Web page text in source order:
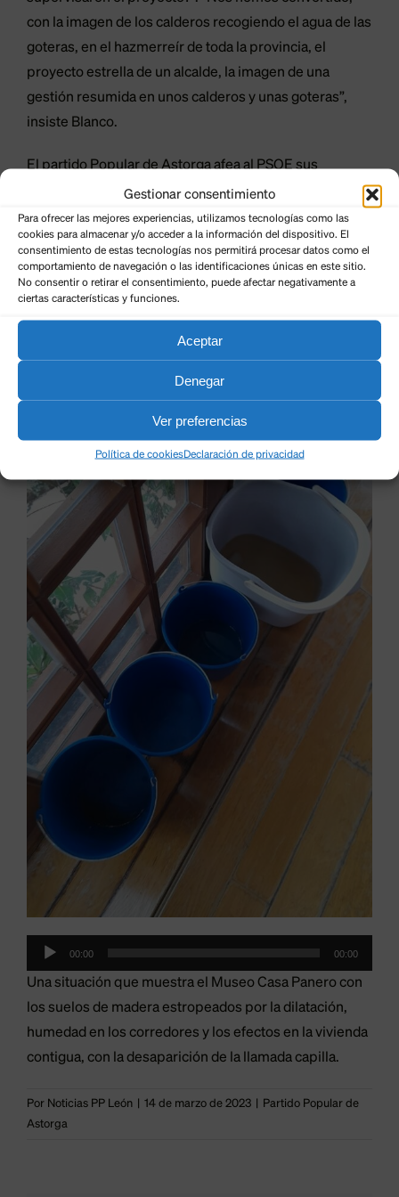
Gestionar consentimiento
Para ofrecer las mejores experiencias, utilizamos tecnologías como las
cookies para almacenar y/o acceder a la información del dispositivo. El
consentimiento de estas tecnologías nos permitirá procesar datos como el
comportamiento de navegación o las identificaciones únicas en este sitio.
No consentir o retirar el consentimiento, puede afectar negativamente a
ciertas características y funciones.
Aceptar
Denegar
Ver preferencias
Política de cookiesDeclaración de privacidad
con la imagen de los calderos recogiendo el agua de las
goteras, en el hazmerreír de toda la provincia, el
proyecto estrella de un alcalde, la imagen de una
gestión resumida en unos calderos y unas goteras”,
insiste Blanco.
El partido Popular de Astorga afea al PSOE sus
promesas de ser quienes “venían a recuperar la
imagen y el prestigio de la ciudad, es increíble el poco
decoro a la hora de dar explicaciones públicas ante los
ciudadanos esperando poder taparlo y que los
astorganos no se enteren”.
Reproductor
de
00:00 00:00
Una situación que muestra el Museo Casa Panero con
los suelos de madera estropeados por la dilatación,
humedad en los corredores y los efectos en la vivienda
contigua, con la desaparición de la llamada capilla.
Por Noticias PP León 14 de marzo de 2023
Partido Popular de
Astorga